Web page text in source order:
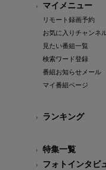
マイメニュー
リモート録画予約
お気に入りチャンネ
見たい番組一覧
検索ワード登録
番組お知らせメール
マイ番組ページ
ランキング
特集一覧
フォトインタビ